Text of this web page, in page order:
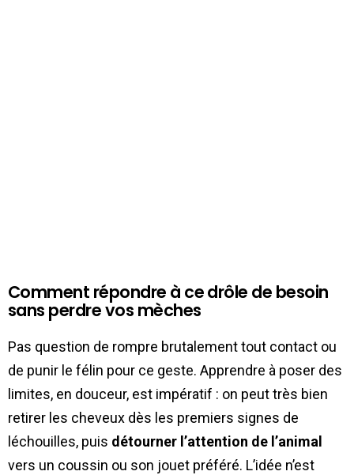
Comment répondre à ce drôle de besoin
sans perdre vos mèches
Pas question de rompre brutalement tout contact ou
de punir le félin pour ce geste. Apprendre à poser des
limites, en douceur, est impératif : on peut très bien
retirer les cheveux dès les premiers signes de
léchouilles, puis détourner l’attention de l’animal
vers un coussin ou son jouet préféré. L’idée n’est